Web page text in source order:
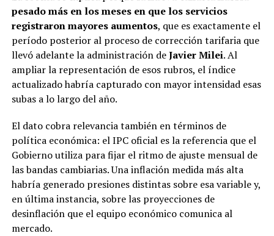
pesado más en los meses en que los servicios
registraron mayores aumentos, que es exactamente el
período posterior al proceso de corrección tarifaria que
llevó adelante la administración deJavier Milei. Al
ampliar la representación de esos rubros, el índice
actualizado habría capturado con mayor intensidad esas
subas a lo largo del año.
El dato cobra relevancia también en términos de
política económica: el IPC oficial es la referencia que el
Gobierno utiliza para fijar el ritmo de ajuste mensual de
las bandas cambiarias. Una inflación medida más alta
habría generado presiones distintas sobre esa variable y,
en última instancia, sobre las proyecciones de
desinflación que el equipo económico comunica al
mercado.